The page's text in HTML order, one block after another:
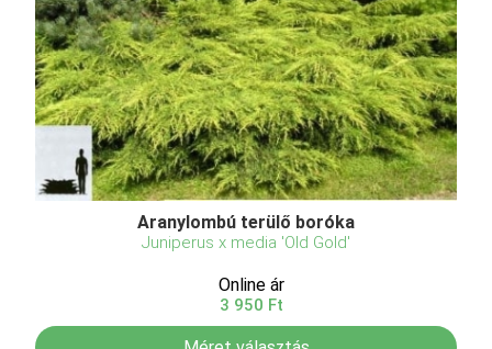
Aranylombú terülő boróka
Juniperus x media 'Old Gold'
Online ár
3 950 Ft